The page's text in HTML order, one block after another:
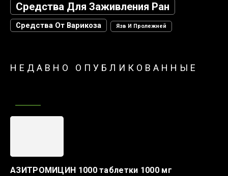
Средства Для Заживления Ран
Средства От Варикоза Язв И Пролежней
НЕДАВНО ОПУБЛИКОВАННЫЕ
АЗИТРОМИЦИН 1000 таблетки 1000 мг